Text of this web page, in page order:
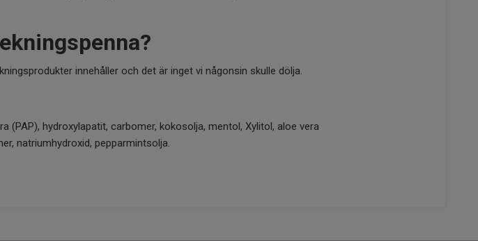
innehåller och det är inget vi någonsin skulle dölja.
(PAP), hydroxylapatit, carbomer, kokosolja, mentol, Xylitol, aloe vera
natriumhydroxid, pepparmintsolja.